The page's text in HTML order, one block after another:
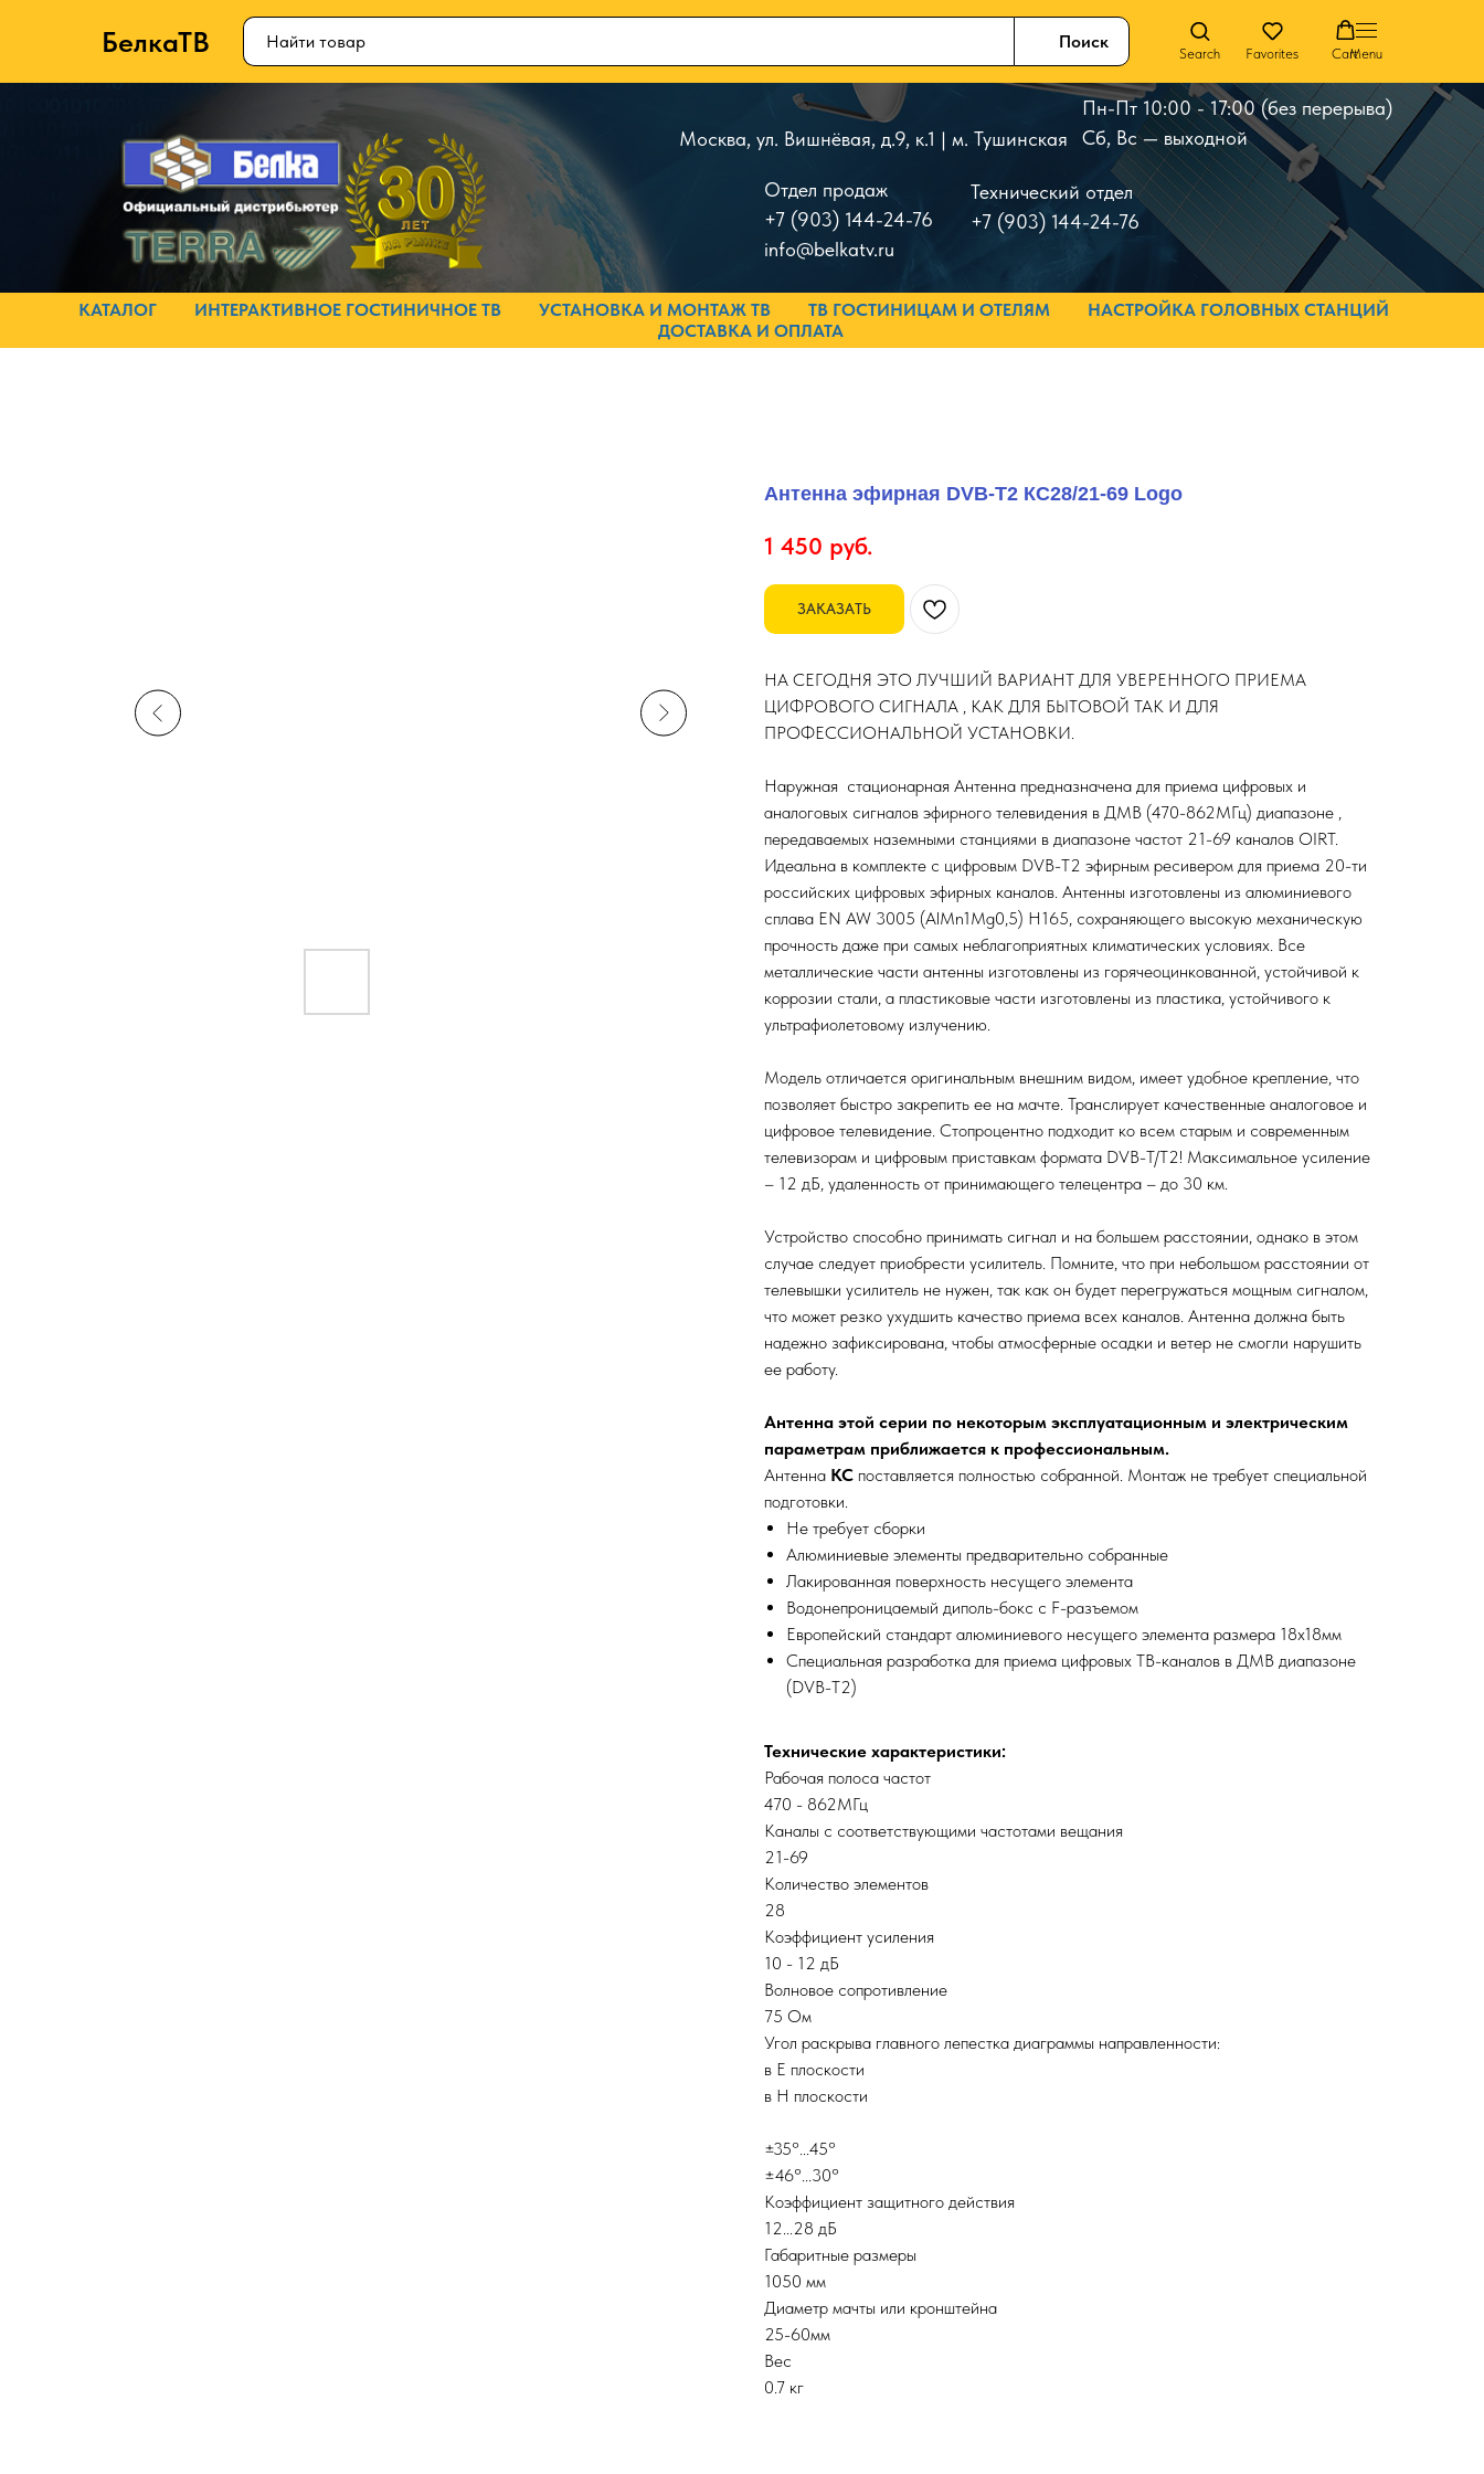
БелкаТВ Поиск
Search Favorites CartMenu
Москва, ул. Вишнёвая, д.9, к.1 | м. Тушинская
Отдел продаж
+7 (903) 144-24-76
info@belkatv.ru
Пн-Пт 10:00 - 17:00 (без перерыва)
Сб, Вс — выходной
Технический отдел
+7 (903) 144-24-76
КАТАЛОГ ИНТЕРАКТИВНОЕ ГОСТИНИЧНОЕ ТВ УСТАНОВКА И МОНТАЖ ТВ ТВ ГОСТИНИЦАМ И ОТЕЛЯМ
НАСТРОЙКА ГОЛОВНЫХ СТАНЦИЙ
ДОСТАВКА И ОПЛАТА
Антенна эфирная DVB-T2 КС28/21-69 Logo
1 450 руб.
ЗАКАЗАТЬ
НА СЕГОДНЯ ЭТО ЛУЧШИЙ ВАРИАНТ ДЛЯ УВЕРЕННОГО ПРИЕМА
ЦИФРОВОГО СИГНАЛА , КАК ДЛЯ БЫТОВОЙ ТАК И ДЛЯ
ПРОФЕССИОНАЛЬНОЙ УСТАНОВКИ.
Наружная стационарная Антенна предназначена для приема цифровых и
аналоговых сигналов эфирного телевидения в ДМВ (470-862МГц) диапазоне ,
передаваемых наземными станциями в диапазоне частот 21-69 каналов OIRT.
Идеальна в комплекте с цифровым DVB-T2 эфирным ресивером для приема 20-ти
российских цифровых эфирных каналов. Антенны изготовлены из алюминиевого
сплава EN AW 3005 (AlMn1Mg0,5) H165, сохраняющего высокую механическую
прочность даже при самых неблагоприятных климатических условиях. Все
металлические части антенны изготовлены из горячеоцинкованной, устойчивой к
коррозии стали, а пластиковые части изготовлены из пластика, устойчивого к
ультрафиолетовому излучению.
Модель отличается оригинальным внешним видом, имеет удобное крепление, что
позволяет быстро закрепить ее на мачте. Транслирует качественные аналоговое и
цифровое телевидение. Стопроцентно подходит ко всем старым и современным
телевизорам и цифровым приставкам формата DVB-T/Т2! Максимальное усиление
– 12 дБ, удаленность от принимающего телецентра – до 30 км.
Устройство способно принимать сигнал и на большем расстоянии, однако в этом
случае следует приобрести усилитель. Помните, что при небольшом расстоянии от
телевышки усилитель не нужен, так как он будет перегружаться мощным сигналом,
что может резко ухудшить качество приема всех каналов. Антенна должна быть
надежно зафиксирована, чтобы атмосферные осадки и ветер не смогли нарушить
ее работу.
Антенна этой серии по некоторым эксплуатационным и электрическим
параметрам приближается к профессиональным.
Антенна KC поставляется полностью собранной. Монтаж не требует специальной
подготовки.
Не требует сборки
Алюминиевые элементы предварительно собранные
Лакированная поверхность несущего элемента
Водонепроницаемый диполь-бокс с F-разъемом
Европейский стандарт алюминиевого несущего элемента размера 18x18мм
Специальная разработка для приема цифровых ТВ-каналов в ДМВ диапазоне
(DVB-T2)
Технические характеристики:
Рабочая полоса частот
470 - 862МГц
Каналы с соответствующими частотами вещания
21-69
Количество элементов
28
Коэффициент усиления
10 - 12 дБ
Волновое сопротивление
75 Ом
Угол раскрыва главного лепестка диаграммы направленности:
в Е плоскости
в Н плоскости
±35°...45°
±46°...30°
Коэффициент защитного действия
12...28 дБ
Габаритные размеры
1050 мм
Диаметр мачты или кронштейна
25-60мм
Вес
0.7 кг